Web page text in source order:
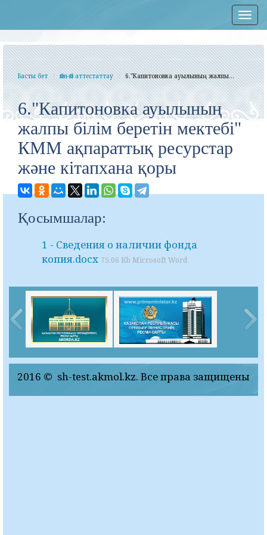
Басты бет Өзін-Өзі аттестаттау 6."Капитоновка ауылының жалпы...
6."Капитоновка ауылының
жалпы білім беретін мектебі"
КММ ақпараттық ресурстар
және кітапхана қоры
Қосымшалар:
1 - Сведения о наличии фонда
копия.docx 75.06 Kb Microsoft Word
2016 © sh-test.akmol.kz. Все права защищены